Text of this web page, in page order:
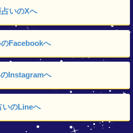
占いのXへ
Facebookへ
Instagramへ
いのLineへ